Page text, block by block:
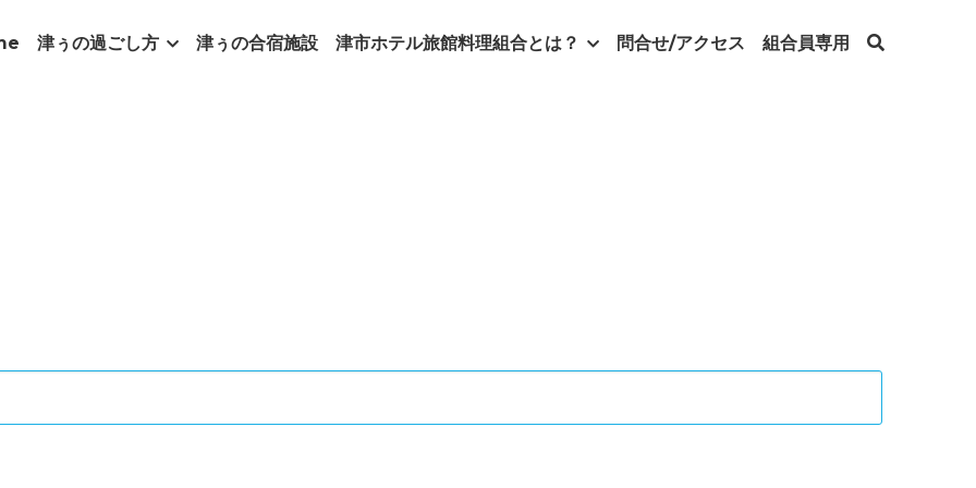
津ぅの過ごし方 津ぅの合宿施設 津市ホテル旅館料理組合とは？ 問合せ/アクセス 組合員専用